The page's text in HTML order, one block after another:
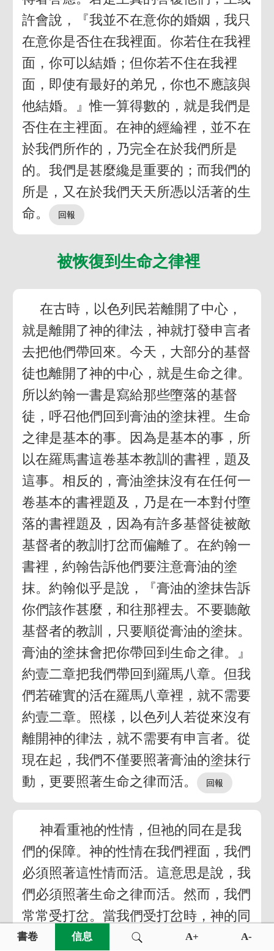
許會說，『我並不在意你的婚姻，我只
在意你是否住在我裡面。你若住在我裡
面，你可以結婚；但你若不住在我裡
面，即使有最好的弟兄，你也不應該與
他結婚。』惟一算得數的，就是我們是
否住在主裡面。在神的經綸裡，並不在
於我們所作的，乃完全在於我們所是
的。我們是甚麼纔是重要的；而我們的
所是，又在於我們天天所憑以活著的生
命。
被恢復到生命之律裡
在古時，以色列民若離開了中心，
就是離開了神的律法，神就打發申言者
去把他們帶回來。今天，大部分的基督
徒也離開了神的中心，就是生命之律。
所以約翰一書是寫給那些墮落的基督
徒，呼召他們回到膏油的塗抹裡。生命
之律是基本的事。因為是基本的事，所
以在羅馬書這卷基本教訓的書裡，題及
這事。相反的，膏油塗抹沒有在任何一
卷基本的書裡題及，乃是在一本對付墮
落的書裡題及，因為有許多基督徒被敵
基督者的教訓打岔而偏離了。在約翰一
書裡，約翰告訴他們要注意膏油的塗
抹。約翰似乎是說，『膏油的塗抹告訴
你們該作甚麼，和往那裡去。不要聽敵
基督者的教訓，只要順從膏油的塗抹。
膏油的塗抹會把你帶回到生命之律。』
約壹二章把我們帶回到羅馬八章。但我
們若確實的活在羅馬八章裡，就不需要
約壹二章。照樣，以色列人若從來沒有
離開神的律法，就不需要有申言者。從
現在起，我們不僅要照著膏油的塗抹行
動，更要照著生命之律而活。
神看重祂的性情，但祂的同在是我
們的保障。神的性情在我們裡面，我們
必須照著這性情而活。這意思是說，我
們必須照著生命之律而活。然而，我們
常常受打岔。當我們受打岔時，神的同
在就會監督、察看、並警告我們。我們
書卷 信息 A+ A-